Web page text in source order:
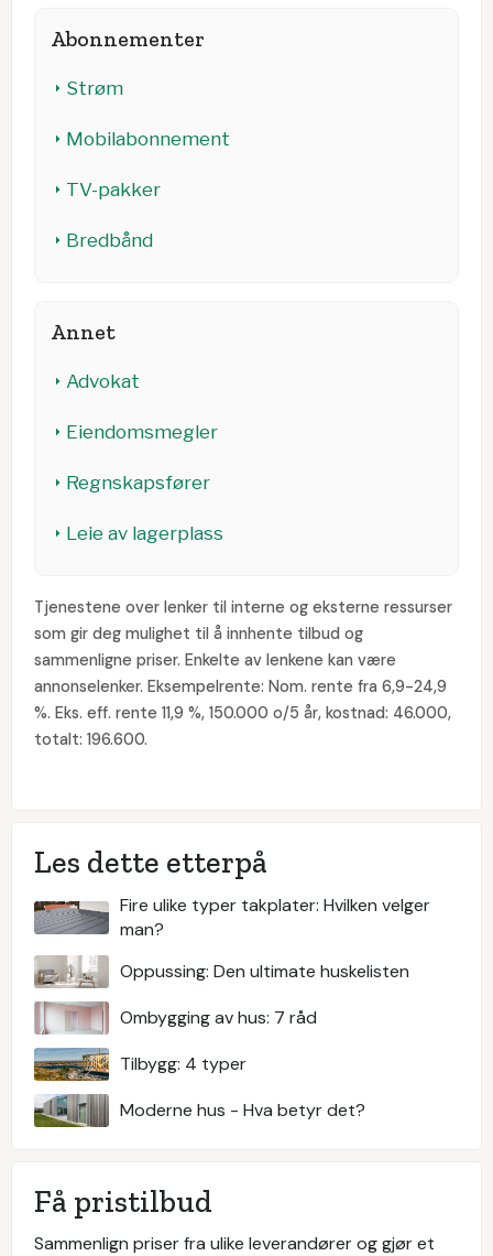
Abonnementer
Strøm
Mobilabonnement
TV-pakker
Bredbånd
Annet
Advokat
Eiendomsmegler
Regnskapsfører
Leie av lagerplass
Tjenestene over lenker til interne og eksterne ressurser
som gir deg mulighet til å innhente tilbud og
sammenligne priser. Enkelte av lenkene kan være
annonselenker. Eksempelrente: Nom. rente fra 6,9-24,9
%. Eks. eff. rente 11,9 %, 150.000 o/5 år, kostnad: 46.000,
totalt: 196.600.
Les dette etterpå
Fire ulike typer takplater: Hvilken velger
man?
Oppussing: Den ultimate huskelisten
Ombygging av hus: 7 råd
Tilbygg: 4 typer
Moderne hus - Hva betyr det?
Få pristilbud
Sammenlign priser fra ulike leverandører og gjør et